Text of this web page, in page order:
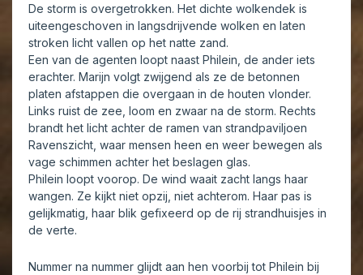
De storm is overgetrokken. Het dichte wolkendek is
uiteengeschoven in langsdrijvende wolken en laten
stroken licht vallen op het natte zand.
Een van de agenten loopt naast Philein, de ander iets
erachter. Marijn volgt zwijgend als ze de betonnen
platen afstappen die overgaan in de houten vlonder.
Links ruist de zee, loom en zwaar na de storm. Rechts
brandt het licht achter de ramen van strandpaviljoen
Ravenszicht, waar mensen heen en weer bewegen als
vage schimmen achter het beslagen glas.
Philein loopt voorop. De wind waait zacht langs haar
wangen. Ze kijkt niet opzij, niet achterom. Haar pas is
gelijkmatig, haar blik gefixeerd op de rij strandhuisjes in
de verte.
Nummer na nummer glijdt aan hen voorbij tot Philein bij